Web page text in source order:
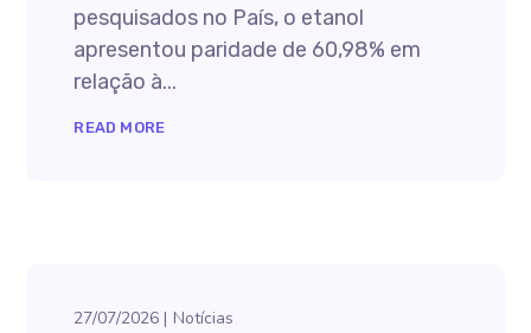
pesquisados no País, o etanol
apresentou paridade de 60,98% em
relação à...
READ MORE
27/07/2026 Notícias